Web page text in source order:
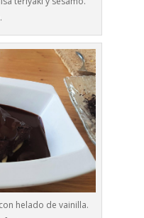
helado de vainilla.